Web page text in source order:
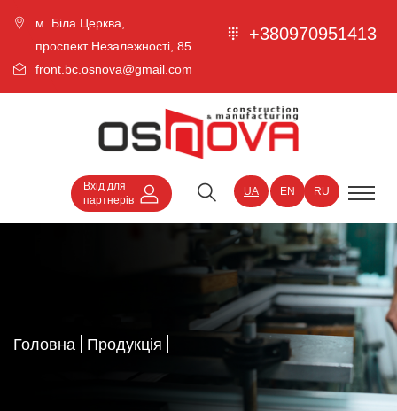
м. Біла Церква,
проспект Незалежності, 85
front.bc.osnova@gmail.com
+380970951413
Вхід для
партнерів
UA EN RU
Головна Продукція